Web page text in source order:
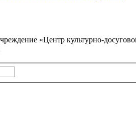
«Центр культурно-